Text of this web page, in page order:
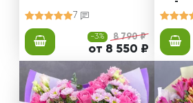
7
-3% 8 790 ₽
от 8 550 ₽